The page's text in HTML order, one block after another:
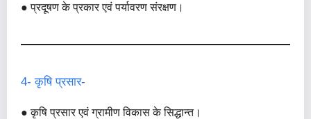
● प्रदूषण के प्रकार एवं पर्यावरण संरक्षण।
4- कृषि प्रसार-
● कृषि प्रसार एवं ग्रामीण विकास के सिद्धान्त।